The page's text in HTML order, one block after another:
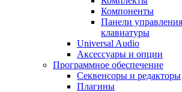
Компоненты
Панели
клавиатуры
Universal Audio
Аксессуары и опции
Программное обеспечение
Cеквенсоры и редакторы
Плагины